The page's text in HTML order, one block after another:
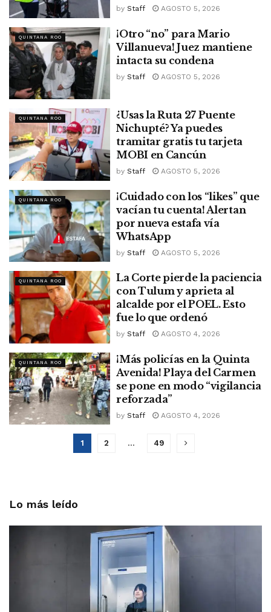
by Staff AGOSTO 5, 2026
QUINTANA ROO
¡Otro “no” para Mario
Villanueva! Juez mantiene
intacta su condena
by Staff AGOSTO 5, 2026
QUINTANA ROO
¿Usas la Ruta 27 Puente
Nichupté? Ya puedes
tramitar gratis tu tarjeta
MOBI en Cancún
by Staff AGOSTO 5, 2026
QUINTANA ROO
¡Cuidado con los “likes” que
vacían tu cuenta! Alertan
por nueva estafa vía
WhatsApp
by Staff AGOSTO 5, 2026
QUINTANA ROO
La Corte pierde la paciencia
con Tulum y aprieta al
alcalde por el POEL. Esto
fue lo que ordenó
by Staff AGOSTO 4, 2026
QUINTANA ROO
¡Más policías en la Quinta
Avenida! Playa del Carmen
se pone en modo “vigilancia
reforzada”
by Staff AGOSTO 4, 2026
1 2 … 49
Lo más leído